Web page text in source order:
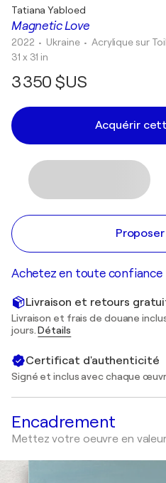
Magnetic Love
Tatiana Yabloed
2022 • Ukraine • Acrylique sur
31 x 31 in
3 350 $US
Acquérir
Achetez en toute confiance
Livraison et retours
Livraison et frais de douane
jours.Détails
Certificat d'authenticité
Signé et inclus avec chaque
Encadrement
Mettez votre oeuvre en